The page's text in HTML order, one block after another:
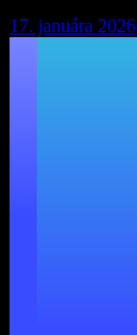
17. januára 2026